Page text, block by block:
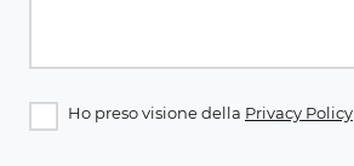
Ho preso visione della Privacy Policy